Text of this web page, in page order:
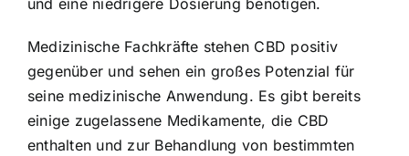
und eine niedrigere Dosierung benötigen.
Medizinische Fachkräfte stehen CBD positiv
gegenüber und sehen ein großes Potenzial für
seine medizinische Anwendung. Es gibt bereits
einige zugelassene Medikamente, die CBD
enthalten und zur Behandlung von bestimmten